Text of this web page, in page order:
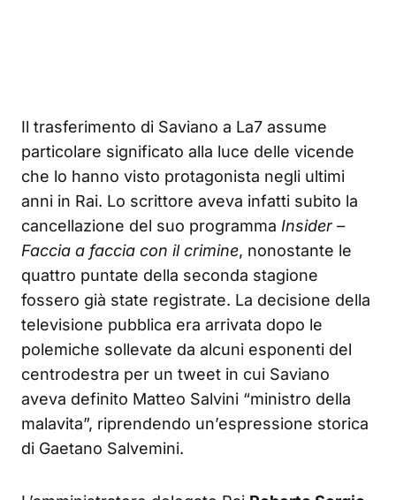
Il trasferimento di Saviano a La7 assume
particolare significato alla luce delle vicende
che lo hanno visto protagonista negli ultimi
anni in Rai. Lo scrittore aveva infatti subito la
cancellazione del suo programma Insider –
Faccia a faccia con il crimine, nonostante le
quattro puntate della seconda stagione
fossero già state registrate. La decisione della
televisione pubblica era arrivata dopo le
polemiche sollevate da alcuni esponenti del
centrodestra per un tweet in cui Saviano
aveva definito Matteo Salvini “ministro della
malavita”, riprendendo un’espressione storica
di Gaetano Salvemini.